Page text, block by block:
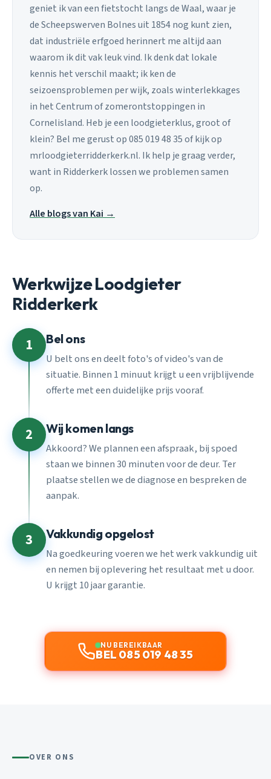
geniet ik van een fietstocht langs de Waal, waar je
de Scheepswerven Bolnes uit 1854 nog kunt zien,
dat industriële erfgoed herinnert me altijd aan
waarom ik dit vak leuk vind. Ik denk dat lokale
kennis het verschil maakt; ik ken de
seizoensproblemen per wijk, zoals winterlekkages
in het Centrum of zomerontstoppingen in
Cornelisland. Heb je een loodgieterklus, groot of
klein? Bel me gerust op 085 019 48 35 of kijk op
mrloodgieterridderkerk.nl. Ik help je graag verder,
want in Ridderkerk lossen we problemen samen
op.
Alle blogs van Kai →
Werkwijze Loodgieter
Ridderkerk
1 Bel ons
U belt ons en deelt foto's of video's van de
situatie. Binnen 1 minuut krijgt u een vrijblijvende
offerte met een duidelijke prijs vooraf.
2 Wij komen langs
Akkoord? We plannen een afspraak, bij spoed
staan we binnen 30 minuten voor de deur. Ter
plaatse stellen we de diagnose en bespreken de
aanpak.
3 Vakkundig opgelost
Na goedkeuring voeren we het werk vakkundig uit
en nemen bij oplevering het resultaat met u door.
U krijgt 10 jaar garantie.
NU BEREIKBAAR
BEL 085 019 48 35
OVER ONS